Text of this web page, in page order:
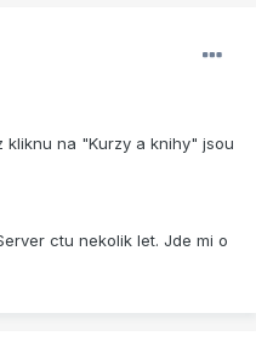
na "Kurzy a knihy" jsou
ctu nekolik let. Jde mi o